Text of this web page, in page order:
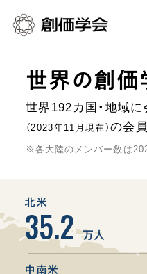
創価学会とは
人間革命
聖典
日蓮大聖人の仏法（教学入
釈尊～法華経
日常の活動
学会永遠の五指針
座談会
仏法を学ぶ
仏法を語る
「平和の文化」を構築
核兵器の廃絶に向け連帯
「人権文化」「ジェンダー
「持続可能な開発目標（
世界の創価学会
各国ウェブサイト
世界の創価学会の歴史
基本情報
世界の創価
世界192カ国・地域
（2023年11月現在）の会
※各大陸のメンバー数は
北米
35.2 万人
中南米